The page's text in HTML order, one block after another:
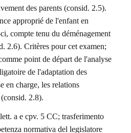
des parents (consid. 2.5).
approprié de l'enfant en
compte tenu du déménagement
2.6). Critères pour cet examen;
point de départ de l'analyse
de l'adaptation des
en charge, les relations
2.8).
a e cpv. 5 CC; trasferimento
normativa del legislatore